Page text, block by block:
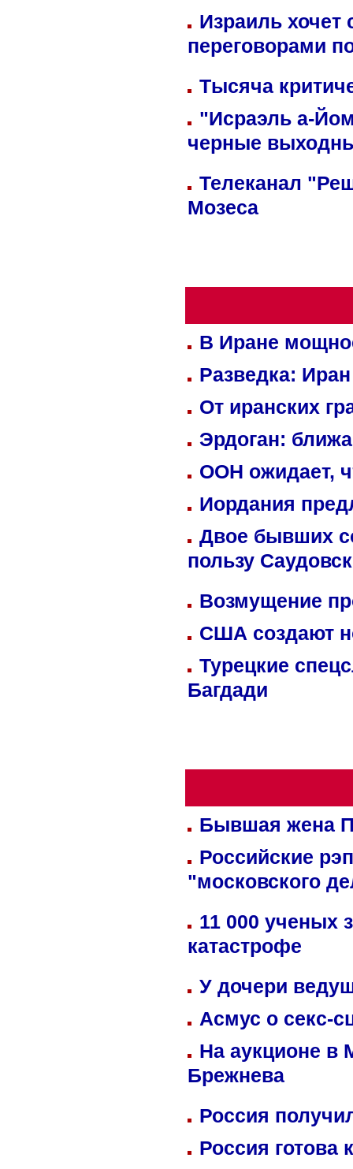
Израиль хочет
переговорами
Тысяча
"Исраэль а-
черные
Телеканал
Мозеса
В Иране
Разведка:
От иранских
Эрдоган:
ООН ожидает,
Иордания
Двое бывших
пользу
Возмущение
США создают
Турецкие
Багдади
Бывшая жена
Российские
"московского
11 000 ученых
катастрофе
У дочери
Асмус о секс-
На аукционе в
Брежнева
Россия
Россия готова